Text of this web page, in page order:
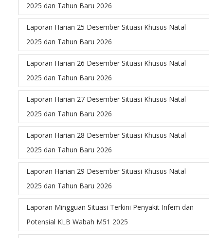
2025 dan Tahun Baru 2026
Laporan Harian 25 Desember Situasi Khusus Natal
2025 dan Tahun Baru 2026
Laporan Harian 26 Desember Situasi Khusus Natal
2025 dan Tahun Baru 2026
Laporan Harian 27 Desember Situasi Khusus Natal
2025 dan Tahun Baru 2026
Laporan Harian 28 Desember Situasi Khusus Natal
2025 dan Tahun Baru 2026
Laporan Harian 29 Desember Situasi Khusus Natal
2025 dan Tahun Baru 2026
Laporan Mingguan Situasi Terkini Penyakit Infem dan
Potensial KLB Wabah M51 2025